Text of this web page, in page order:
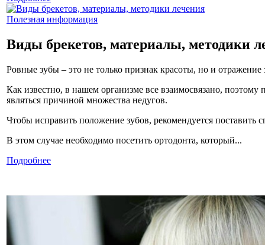
Полезная информация
Виды брекетов, материалы, методики
Ровные зубы – это не только признак красоты, но и отражение
Как известно, в нашем организме все взаимосвязано,
являться причиной множества недугов.
Чтобы исправить положение зубов, рекомендуется поставить
В этом случае необходимо посетить ортодонта, который...
Подробнее